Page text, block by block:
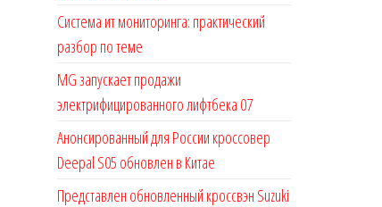
Система ит мониторинга: практический
разбор по теме
MG запускает продажи
электрифицированного лифтбека 07
Анонсированный для России кроссовер
Deepal S05 обновлен в Китае
Представлен обновленный кроссвэн Suzuki